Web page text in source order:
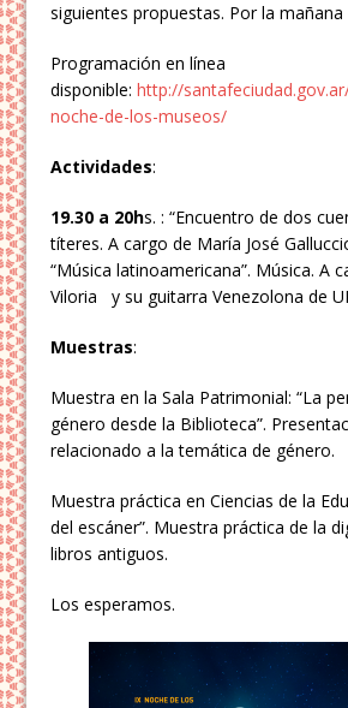
siguientes propuestas. Por la mañana
Programación en línea
disponible:http://
noche-de-los-museos/
Actividades:
19.30 a 20hs. : “Encuentro de dos
títeres. A cargo de María José
“Música latinoamericana”. Música. A
Viloria y su guitarra Venezolona de
Muestras:
Muestra en la Sala Patrimonial: “La
género desde la Biblioteca”.
relacionado a la temática de género.
Muestra práctica en Ciencias de la
del escáner”. Muestra práctica de la
libros antiguos.
Los esperamos.